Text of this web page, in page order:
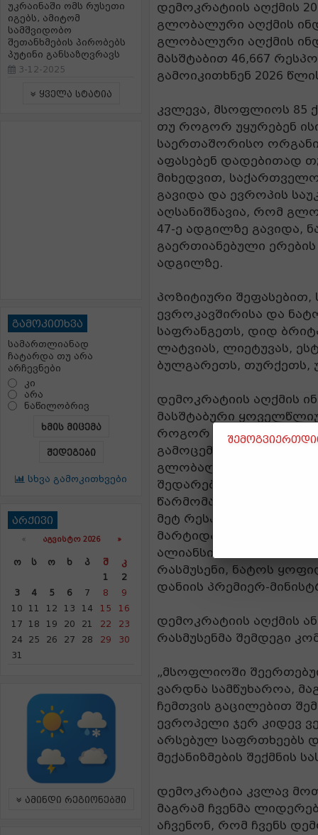
უკრაინაში ომს რუსეთი
იგებს, ამიტომ
სამშვიდობო
შეთანხმების პირობებს
პუტინი განსაზღვრავს
3-12-2025
ყველა სტატია
გამოკითხვა
სამართლიანად
ჩატარდა თუ არა
არჩევნები
კი
არა
ნაწილობრივ
ხმის მიცემა
შედეგები
სხვა გამოკითხვები
არქივი
« ᲐᲒᲕᲘᲡᲢᲝ 2026 »
Ო Ს Ო Ხ Პ Შ
Კ
1
2
3
4 5 6 7 8
9
10
11 12 13 14 15
16
17
18 19 20 21 22
23
24
25 26 27 28 29
30
31
ამინდი რეგიონებში
დემოკრატიის აღქმის
გლობალური აღქმის
გლობალური აღქმის
მასშტაბით 46,667
გამოიკითხნენ 2026
კვლევა, მსოფლიოს 85
თუ როგორ უყურებენ
საერთაშორისო
აფასებენ დადებითად
მიხედვით,
გავიდა და ევროპის
აღსანიშნავია, რომ
47-ე ადგილზე გავიდა,
გაერთიანებული ერების
ადგილზე.
პოზიტიური
ევროკავშირისა და
საფრანგეთს, დიდ
ლატვიას, ლიეტუვას,
ბულგარეთს, თურქეთს,
დემოკრატიის აღქმის
მასშტაბური
როგორ აღიქვამენ
გამოცემა გვთავაზობს
გლობალური
შედარებას 98
წარმომადგენლობით
მეტ რესპონდენტთან.
მარტიდან 21
ალიანსის ფონდის
რასმუსენი, ნატოს
დანიის პრემიერ-
დემოკრატიის აღქმის
რასმუსენმა შემდეგი
„მსოფლიოში
ვარდნა სამწუხაროა,
ჩემთვის გაცილებით
ევროპელი ჯერ კიდევ
არსებულ საფრთხეებს
მექანიზმების შექმნის
დემოკრატია კვლავ
მაგრამ ჩვენმა
აჩვენონ, რომ ჩვენს